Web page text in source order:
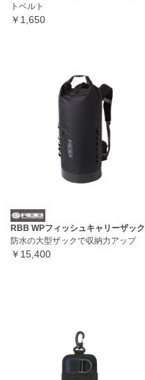
トベルト
￥1,650
RBB WPフィッシュキャリーザックll
防水の大型ザックで収納力アップ
￥15,400